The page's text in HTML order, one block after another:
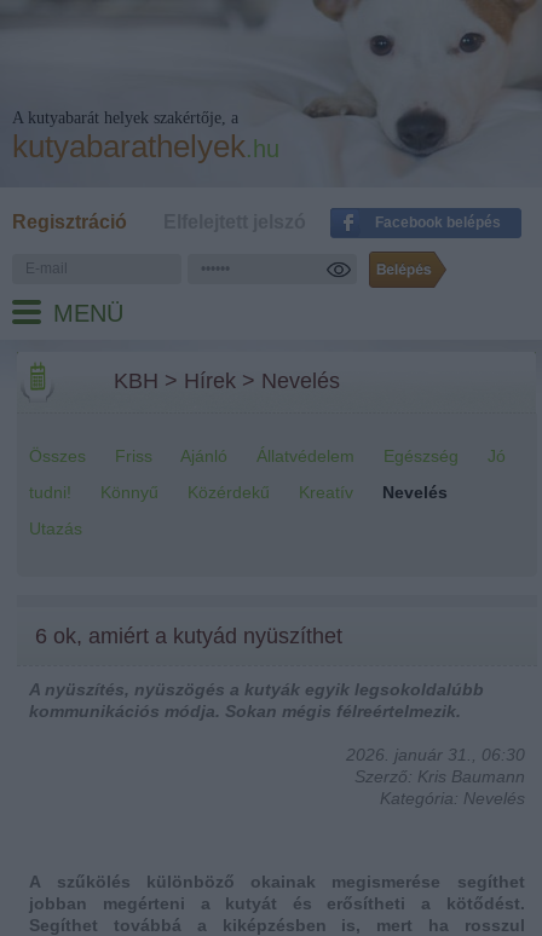
A kutyabarát helyek szakértője, a
kutyabarathelyek.hu
Regisztráció Facebook belépés
MENÜ
KBH > Hírek > Nevelés
Összes Friss Ajánló Állatvédelem Egészség
Jó
tudni!
Könnyű Közérdekű Kreatív
Nevelés
Utazás
6 ok, amiért a kutyád nyüszíthet
A nyüszítés, nyüszögés a kutyák egyik legsokoldalúbb
kommunikációs módja. Sokan mégis félreértelmezik.
2026. január 31., 06:30
Szerző: Kris Baumann
Kategória: Nevelés
A szűkölés különböző okainak megismerése segíthet
jobban megérteni a kutyát és erősítheti a kötődést.
Segíthet továbbá a kiképzésben is, mert ha rosszul